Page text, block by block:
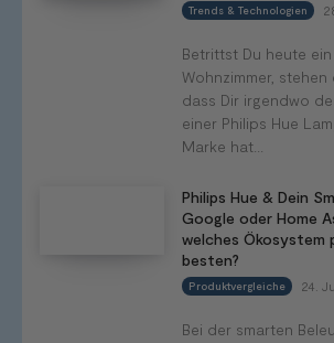
Trends & Technologien
Betrittst Du heute
Wohnzimmer, stehen
dass Dir irgendwo
einer Philips Hue
Marke hat...
Philips Hue & Dein
Google oder Home
welches Ökosystem
besten?
Produktvergleiche 24.
Bei der smarten